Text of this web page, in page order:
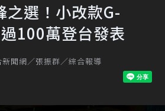
之選！小改款G-
100萬登台發表
新聞網／張振群／綜合報導